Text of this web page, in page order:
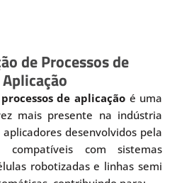
de Processos de
Aplicação
de aplicaçãoé uma
mais presente na indústria
desenvolvidos pela
compatíveis com sistemas
robotizadas e linhas semi